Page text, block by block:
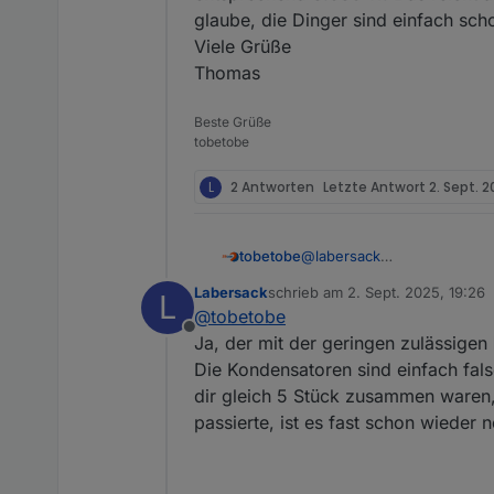
glaube, die Dinger sind einfach
Viele Grüße
Thomas
Beste Grüße
tobetobe
L 2 Antworten Letzte Antwort 2. Sept.
tobetobe@labersack
sorry, ich war im Urlaub
Ausschlachten behalten.
hatte? Kleiner
Einschalten viel Strom
Aussage mit den 1.150 W
fließen dürfen. Beim HM-
L
Offline
Labersackschrieb am 2. Sept. 2025, 19:26
zuletzt editiert von
@tobetobe
Ja, der mit der geringen
Die Kondensatoren sind einfach
dir gleich 5 Stück zusammen
passierte, ist es fast schon wieder